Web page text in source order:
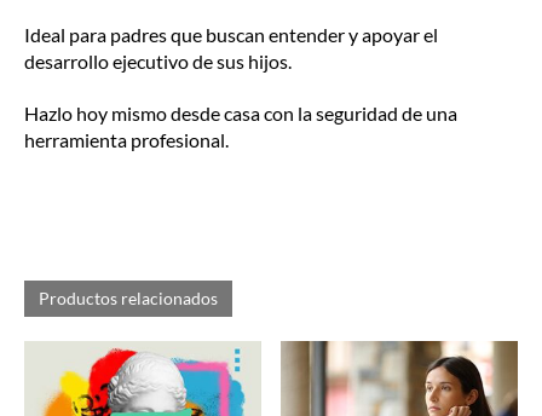
Ideal para padres que buscan entender y apoyar el
desarrollo ejecutivo de sus hijos.
Hazlo hoy mismo desde casa con la seguridad de una
herramienta profesional.
Productos relacionados